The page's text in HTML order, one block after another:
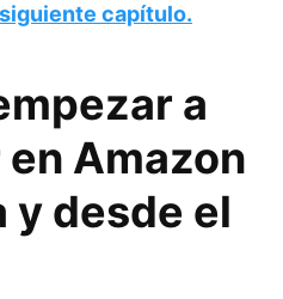
siguiente capítulo.
a
Amazon
y desde el